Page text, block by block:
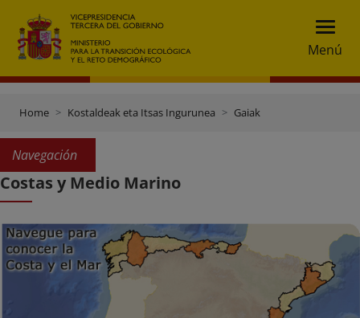
Menú
Home Kostaldeak eta Itsas Ingurunea Gaiak
Navegación
Costas y Medio Marino